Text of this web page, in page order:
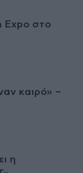
Expo στο
καιρό» –
η